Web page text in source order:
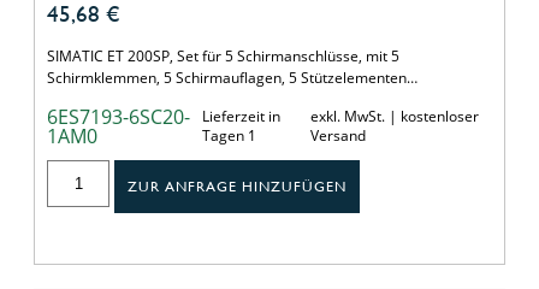
45,68 €
SIMATIC ET 200SP, Set für 5 Schirmanschlüsse, mit 5
Schirmklemmen, 5 Schirmauflagen, 5 Stützelementen…
6ES7193-6SC20-
1AM0
Lieferzeit in
Tagen 1
exkl. MwSt. | kostenloser
Versand
ZUR ANFRAGE HINZUFÜGEN